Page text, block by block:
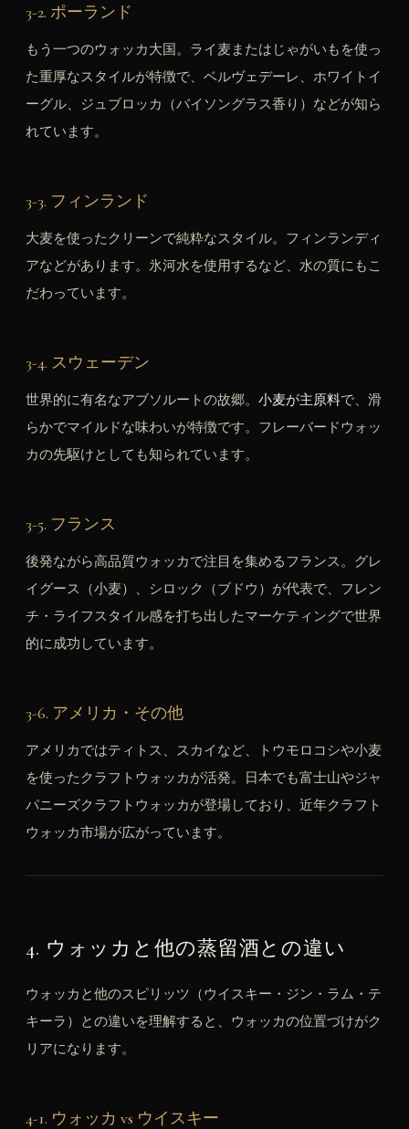
3-2. ポーランド
もう一つのウォッカ大国。ライ麦またはじゃがいもを使っ
た重厚なスタイルが特徴で、ベルヴェデーレ、ホワイトイ
ーグル、ジュブロッカ（バイソングラス香り）などが知ら
れています。
3-3. フィンランド
大麦を使ったクリーンで純粋なスタイル。フィンランディ
アなどがあります。氷河水を使用するなど、水の質にもこ
だわっています。
3-4. スウェーデン
世界的に有名なアブソルートの故郷。 小麦が主原料で、滑
らかでマイルドな味わいが特徴です。フレーバードウォッ
カの先駆けとしても知られています。
3-5. フランス
後発ながら高品質ウォッカで注目を集めるフランス。グレ
イグース（小麦）、シロック（ブドウ）が代表で、フレン
チ・ライフスタイル感を打ち出したマーケティングで世界
的に成功しています。
3-6. アメリカ・その他
アメリカではティトス、スカイなど、トウモロコシや小麦
を使ったクラフトウォッカが活発。日本でも富士山やジャ
パニーズクラフトウォッカが登場しており、近年クラフト
ウォッカ市場が広がっています。
4. ウォッカと他の蒸留酒との違い
ウォッカと他のスピリッツ（ウイスキー・ジン・ラム・テ
キーラ）との違いを理解すると、ウォッカの位置づけがク
リアになります。
4-1. ウォッカ vs ウイスキー